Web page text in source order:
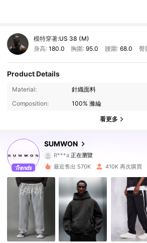
模特穿著:US 38 (M)
身高: 180.0 胸圍:95.0 腰圍: 68.0 臀
Product Details
Material:
針織面料
Composition:
100% 滌綸
看更多
SUMWON
1M 追蹤者
1M 追蹤者
R***a正在瀏覽
4.90
1M 追蹤者
4.90 1M 追蹤者
4.90 1M 追蹤者
4.90 1M 追蹤者
最近售出 570K 410K 再次購買